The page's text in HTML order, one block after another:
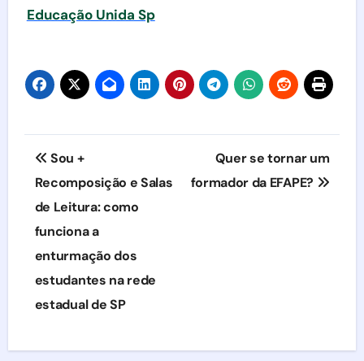
Educação Unida Sp
Navegação
de
Post
Sou +
Recomposição e Salas
de Leitura: como
funciona a
enturmação dos
estudantes na rede
estadual de SP
Quer se tornar um
formador da EFAPE?